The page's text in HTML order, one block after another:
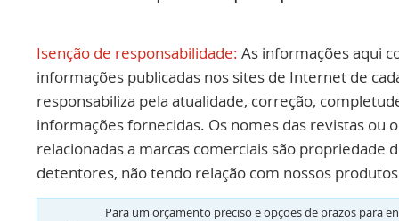
Isenção de responsabilidade: As informações aqui
informações publicadas nos sites de Internet de
responsabiliza pela atualidade, correção,
informações fornecidas. Os nomes das revistas ou
relacionadas a marcas comerciais são propriedade
detentores, não tendo relação com nossos
Para um orçamento preciso e opções de prazos para